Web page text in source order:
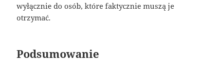
wyłącznie do osób, które faktycznie muszą je
otrzymać.
Podsumowanie